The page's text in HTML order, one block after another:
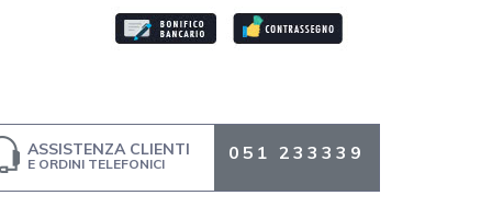
ASSISTENZA CLIENTI
E ORDINI TELEFONICI
051 233339